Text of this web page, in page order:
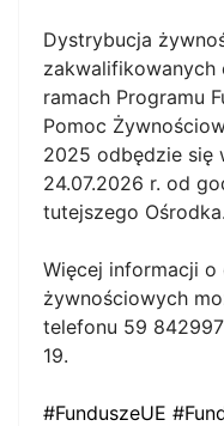
Dystrybucja
ramach Programu
Pomoc
2025 odbędzie się
24.07.2026 r. od
tutejszego Ośrodka.
Więcej informacji
żywnościowych
telefonu 59
19.
#FunduszeUE